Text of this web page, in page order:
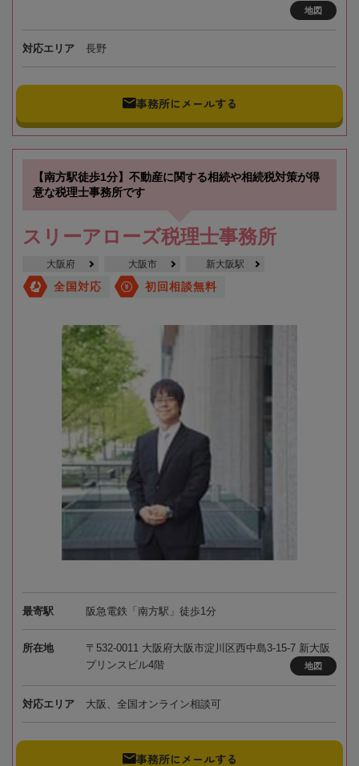
地図
対応エリア 長野
事務所にメールする
【南方駅徒歩1分】不動産に関する相続や相続税対策が得
意な税理士事務所です
スリーアローズ税理士事務所
大阪府 大阪市 新大阪駅
全国対応 初回相談無料
最寄駅 阪急電鉄「南方駅」徒歩1分
所在地
〒532-0011 大阪府大阪市淀川区西中島3-15-7 新大阪
プリンスビル4階
地図
対応エリア 大阪、全国オンライン相談可
事務所にメールする